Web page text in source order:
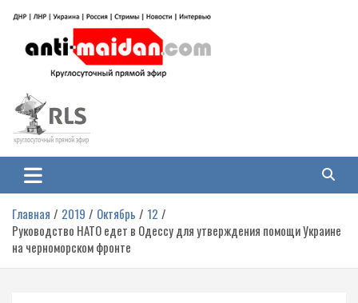
содержимому
Антимайдан: Гражданская война
на Украине
гражданской войне на Украине, включая события в Новороссии, ДНР,
ЛНР и других регионах.
Главная 2019 Октябрь
12
Руководство НАТО едет в Одессу для утверждения помощи Украине
на черноморском фронте